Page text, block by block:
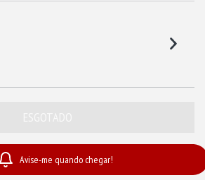
Avise-me quando chegar!